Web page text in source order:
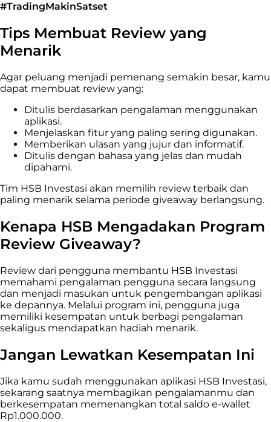
#TradingMakinSatset
Tips Membuat Review yang
Menarik
Agar peluang menjadi pemenang semakin besar, kamu
dapat membuat review yang:
Ditulis berdasarkan pengalaman menggunakan
aplikasi.
Menjelaskan fitur yang paling sering digunakan.
Memberikan ulasan yang jujur dan informatif.
Ditulis dengan bahasa yang jelas dan mudah
dipahami.
Tim HSB Investasi akan memilih review terbaik dan
paling menarik selama periode giveaway berlangsung.
Kenapa HSB Mengadakan Program
Review Giveaway?
Review dari pengguna membantu HSB Investasi
memahami pengalaman pengguna secara langsung
dan menjadi masukan untuk pengembangan aplikasi
ke depannya. Melalui program ini, pengguna juga
memiliki kesempatan untuk berbagi pengalaman
sekaligus mendapatkan hadiah menarik.
Jangan Lewatkan Kesempatan Ini
Jika kamu sudah menggunakan aplikasi HSB Investasi,
sekarang saatnya membagikan pengalamanmu dan
berkesempatan memenangkan total saldo e-wallet
Rp1.000.000.